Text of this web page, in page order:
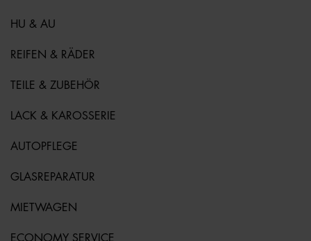
HU & AU
REIFEN & RÄDER
TEILE & ZUBEHÖR
LACK & KAROSSERIE
AUTOPFLEGE
GLASREPARATUR
MIETWAGEN
ECONOMY SERVICE